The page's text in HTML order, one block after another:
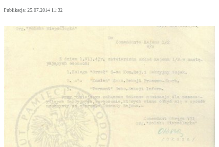
Publikacja: 25.07.2014 11:32